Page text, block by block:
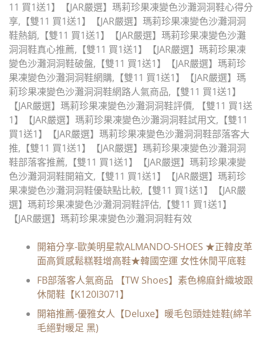
11 買1送1】【JAR嚴選】瑪莉珍果凍變色沙灘洞洞鞋心得分
享,【雙11 買1送1】【JAR嚴選】瑪莉珍果凍變色沙灘洞洞
鞋熱銷,【雙11 買1送1】【JAR嚴選】瑪莉珍果凍變色沙灘
洞洞鞋真心推薦,【雙11 買1送1】【JAR嚴選】瑪莉珍果凍
變色沙灘洞洞鞋破盤,【雙11 買1送1】【JAR嚴選】瑪莉珍
果凍變色沙灘洞洞鞋網購,【雙11 買1送1】【JAR嚴選】瑪
莉珍果凍變色沙灘洞洞鞋網路人氣商品,【雙11 買1送1】
【JAR嚴選】瑪莉珍果凍變色沙灘洞洞鞋評價, 【雙11 買1送
1】【JAR嚴選】瑪莉珍果凍變色沙灘洞洞鞋試用文,【雙11
買1送1】【JAR嚴選】瑪莉珍果凍變色沙灘洞洞鞋部落客大
推,【雙11 買1送1】【JAR嚴選】瑪莉珍果凍變色沙灘洞洞
鞋部落客推薦,【雙11 買1送1】【JAR嚴選】瑪莉珍果凍變
色沙灘洞洞鞋開箱文,【雙11 買1送1】【JAR嚴選】瑪莉珍
果凍變色沙灘洞洞鞋優缺點比較,【雙11 買1送1】【JAR嚴
選】瑪莉珍果凍變色沙灘洞洞鞋評估,【雙11 買1送1】
【JAR嚴選】瑪莉珍果凍變色沙灘洞洞鞋有效
開箱分享-歐美明星款ALMANDO-SHOES ★正韓皮革
面高質感鬆糕鞋增高鞋★韓國空運 女性休閒平底鞋
FB部落客人氣商品 【TW Shoes】素色棉麻針織坡跟
休閒鞋【K120I3071】
開箱推薦-優雅女人【Deluxe】暖毛包頭娃娃鞋(綿羊
毛絕對暖足 黑)